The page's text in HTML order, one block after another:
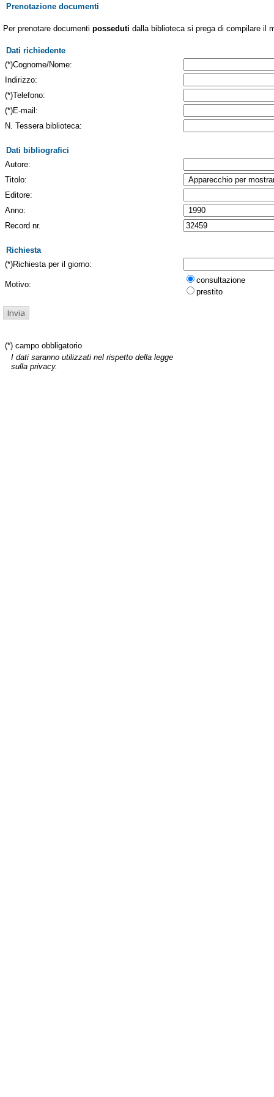
Prenotazione documenti
Per prenotare documenti posseduti dalla biblioteca si prega di compilare il
Dati richiedente
(*)Cognome/Nome:
Indirizzo:
(*)Telefono:
(*)E-mail:
N. Tessera biblioteca:
Dati bibliografici
Autore:
Titolo:
Editore:
Anno:
Record nr.
Richiesta
(*)Richiesta per il giorno:
Motivo:
consultazione
prestito
(*) campo obbligatorio
I dati saranno utilizzati nel rispetto della legge
sulla privacy.